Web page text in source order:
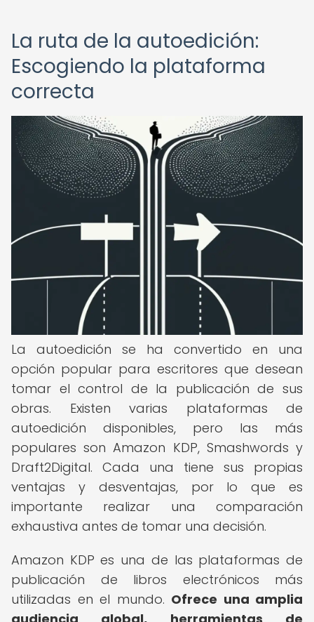
La ruta de la autoedición:
Escogiendo la plataforma
correcta
La autoedición se ha convertido en una
opción popular para escritores que desean
tomar el control de la publicación de sus
obras. Existen varias plataformas de
autoedición disponibles, pero las más
populares son Amazon KDP, Smashwords y
Draft2Digital. Cada una tiene sus propias
ventajas y desventajas, por lo que es
importante realizar una comparación
exhaustiva antes de tomar una decisión.
Amazon KDP es una de las plataformas de
publicación de libros electrónicos más
utilizadas en el mundo. Ofrece una amplia